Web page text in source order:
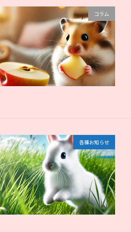
コラム
各種お知らせ